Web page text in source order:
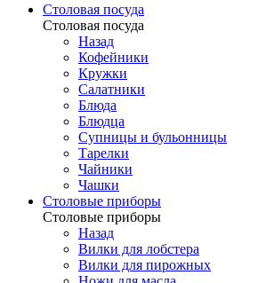
Столовая посуда
Столовая посуда
Назад
Кофейники
Кружки
Салатники
Блюда
Блюдца
Супницы и бульонницы
Тарелки
Чайники
Чашки
Cтоловые приборы
Cтоловые приборы
Назад
Вилки для лобстера
Вилки для пирожных